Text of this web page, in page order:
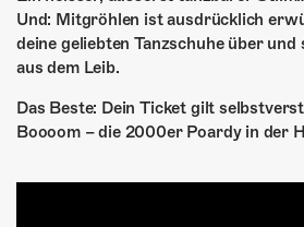
Und: Mitgröhlen ist ausdrücklich
deine geliebten Tanzschuhe über und
aus dem Leib.
Das Beste: Dein Ticket gilt
Boooom – die 2000er Poardy in der